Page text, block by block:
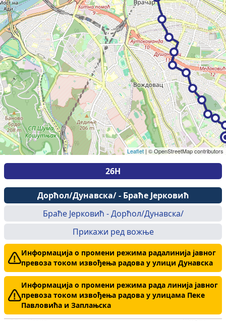
Leaflet | © OpenStreetMap contributors
26Н
Дорћол/Дунавска/ - Браће Јерковић
Браће Јерковић - Дорћол/Дунавска/
Прикажи ред вожње
Информација о промени режима радалинија јавног
превоза током извођења радова у улици Дунавска
Информација о промени режима рада линија јавног
превоза током извођења радова у улицама Пеке
Павловића и Заплањска